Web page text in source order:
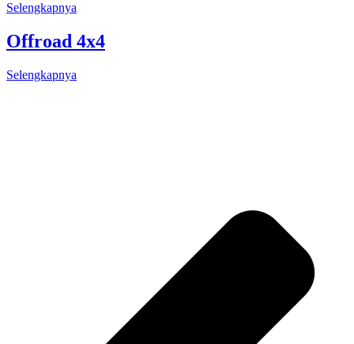
Selengkapnya
Offroad 4x4
Selengkapnya